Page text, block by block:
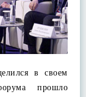
в своем
прошло